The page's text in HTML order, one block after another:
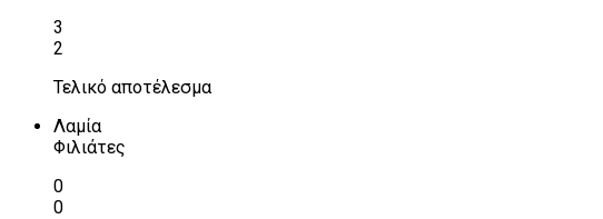
3
2
Τελικό αποτέλεσμα
Λαμία
Φιλιάτες
0
0